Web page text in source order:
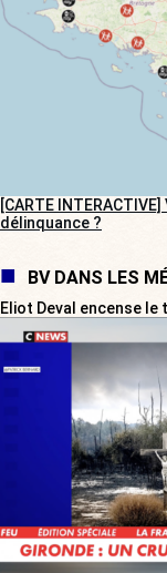
[CARTE
délinquance ?
BV DANS LES
Eliot Deval encense le